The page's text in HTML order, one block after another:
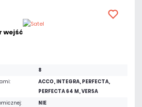
wejść
8
ACCO, INTEGRA, PERFECTA,
PERFECTA 64 M, VERSA
NIE